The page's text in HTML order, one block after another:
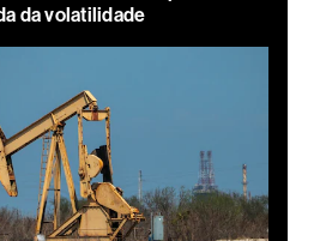
da volatilidade